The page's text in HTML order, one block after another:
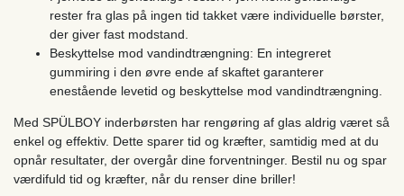
rester fra glas på ingen tid takket være individuelle børster,
der giver fast modstand.
Beskyttelse mod vandindtrængning: En integreret
gummiring i den øvre ende af skaftet garanterer
enestående levetid og beskyttelse mod vandindtrængning.
Med SPÜLBOY inderbørsten har rengøring af glas aldrig været så
enkel og effektiv. Dette sparer tid og kræfter, samtidig med at du
opnår resultater, der overgår dine forventninger. Bestil nu og spar
værdifuld tid og kræfter, når du renser dine briller!